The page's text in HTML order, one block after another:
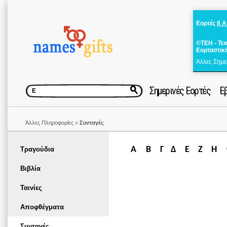
Εορτές 8
©ΤΕΗ -
Άλλες
Σημερινές Εορτές
Άλλες Πληροφορίες > Συνταγές
Τραγούδια
Βιβλία
Ταινίες
Αποφθέγματα
Α Β Γ Δ Ε Ζ Η